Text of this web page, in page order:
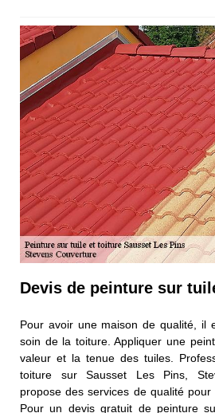
Devis de peinture sur
Pour avoir une maison de qualité, il
soin de la toiture. Appliquer une
valeur et la tenue des tuiles.
toiture sur Sausset Les Pins,
propose des services de qualité
Pour un devis gratuit de peinture